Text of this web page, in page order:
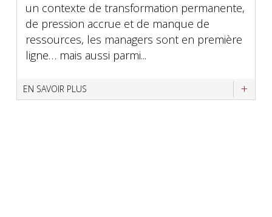
un contexte de transformation permanente,
de pression accrue et de manque de
ressources, les managers sont en première
ligne… mais aussi parmi...
EN SAVOIR PLUS